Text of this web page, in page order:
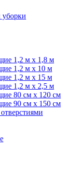
1,2 м х 1,8 м
1,2 м х 10 м
1,2 м х 15 м
1,2 м х 2,5 м
80 см х 120 см
90 см х 150 см